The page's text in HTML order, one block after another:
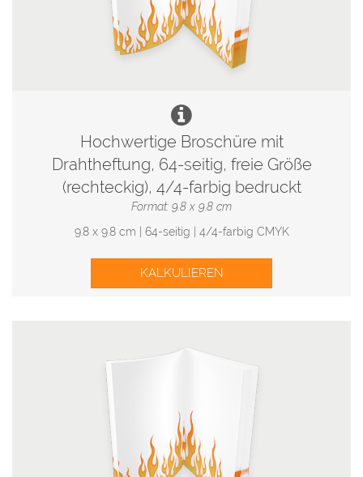
Hochwertige Broschüre mit
Drahtheftung, 64-seitig, freie Größe
(rechteckig), 4/4-farbig bedruckt
Format: 9.8 x 9.8 cm
9.8 x 9.8 cm | 64-seitig | 4/4-farbig CMYK
KALKULIEREN